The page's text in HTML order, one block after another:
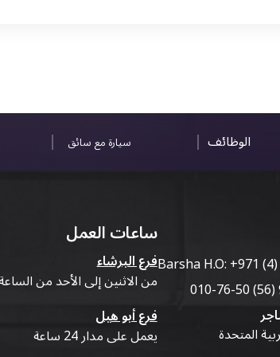
الوظائف سيارة مع سائق
Barsha H.O:+971
المتحدة
ساعات العمل
فرع البرشاء
من الاثنين إلى الأحد من الساعة 9:00 صباحًا حتى 07:00
فرع أبو هيل
يعمل على مدار 24 ساعة